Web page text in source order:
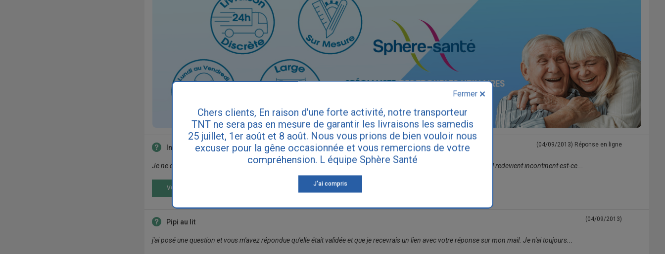
Incontinence (04/09/2013) Réponse en ligne
Je ne comprends pas, mon fils âgé de 3 ans était propre jour et nuit et depuis quelque jours je ne sais pas pourquoi il redevient incontinent est-ce...
VOIR LA RÉPONSE
Pipi au lit (04/09/2013)
j'ai posé une question et vous m'avez répondue qu'elle était validée et que je recevrais un lien avec votre réponse sur mon mail. Je n'ai toujours...
Chers clients, En raison d'une forte activité, notre transporteur
TNT ne sera pas en mesure de garantir les livraisons les samedis
25 juillet, 1er août et 8 août. Nous vous prions de bien vouloir nous
excuser pour la gêne occasionnée et vous remercions de votre
compréhension. L équipe Sphère Santé
J'ai compris
Fermer